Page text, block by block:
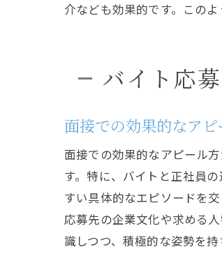
介なども効果的です。この
バイト応
面接での効果的なア
面接での効果的なアピール
す。特に、バイトと正社員
すい具体的なエピソードを
応募先の企業文化や求める
識しつつ、積極的な姿勢を